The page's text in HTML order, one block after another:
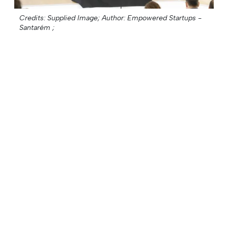
Credits: Supplied Image; Author: Empowered Startups -
Santarém ;